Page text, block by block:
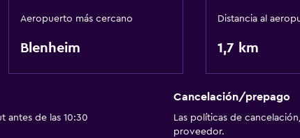
Aeropuerto más cercano
Blenheim
Distancia al
1,7 km
antes de las 10:30
Cancelación/prepago
Las políticas de
proveedor.